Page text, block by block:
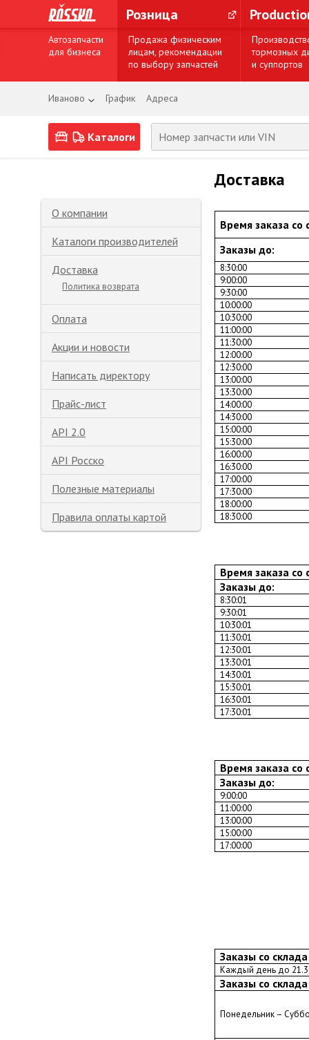
Розница
Автозапчасти
для бизнеса
Продажа физическим
лицам, рекомендации
по выбору запчастей
тормозных
и суппортов
Иваново График Адреса
Каталоги
О компании
Каталоги производителей
Доставка
Политика возврата
Оплата
Акции и новости
Написать директору
Прайс-лист
API 2.0
API Росско
Полезные материалы
Правила оплаты картой
Доставка
Время заказа
Заказы до:
8:30:00
9:00:00
9:30:00
10:00:00
10:30:00
11:00:00
11:30:00
12:00:00
12:30:00
13:00:00
13:30:00
14:00:00
14:30:00
15:00:00
15:30:00
16:00:00
16:30:00
17:00:00
17:30:00
18:00:00
18:30:00
Время заказа со
Заказы до:
8:30:01
9:30:01
10:30:01
11:30:01
12:30:01
13:30:01
14:30:01
15:30:01
16:30:01
17:30:01
Время заказа со
Заказы до:
9:00:00
11:00:00
13:00:00
15:00:00
17:00:00
Заказы со
Каждый день до
Заказы со
Понедельник –